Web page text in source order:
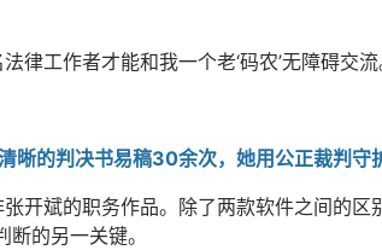
律工作者才能和我一个老‘码农’无障碍交流
晰的判决书易稿30余次，她用公正裁判守
开斌的职务作品。除了两款软件之间的
的另一关键。